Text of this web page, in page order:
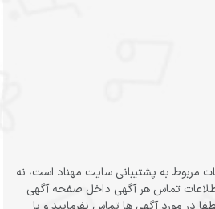
به پشتیبانی سایت مهناد است، نه
تماس هر آگهی داخل صفحه آگهی